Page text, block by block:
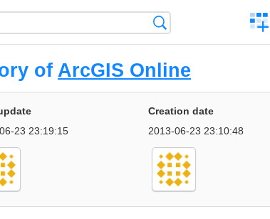
una
of ArcGIS Online
23 23:19:15
Creation date
2013-06-23 23:10:48